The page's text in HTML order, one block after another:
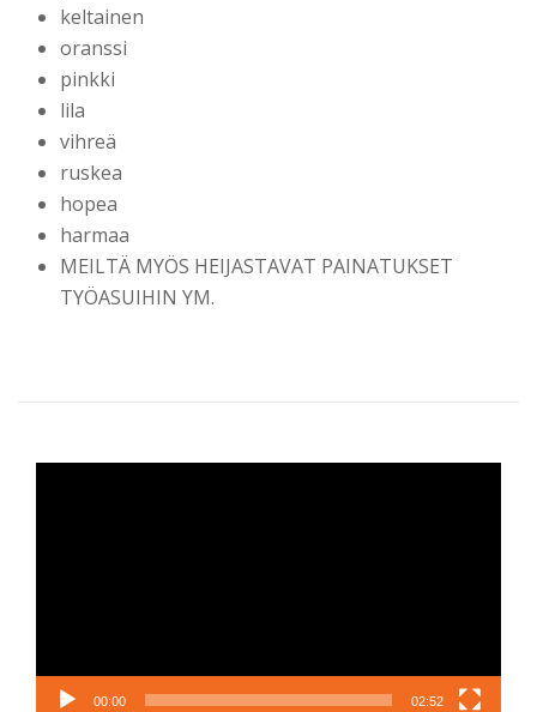
keltainen
oranssi
pinkki
lila
vihreä
ruskea
hopea
harmaa
MEILTÄ MYÖS HEIJASTAVAT PAINATUKSET
TYÖASUIHIN YM.
00:00 02:52